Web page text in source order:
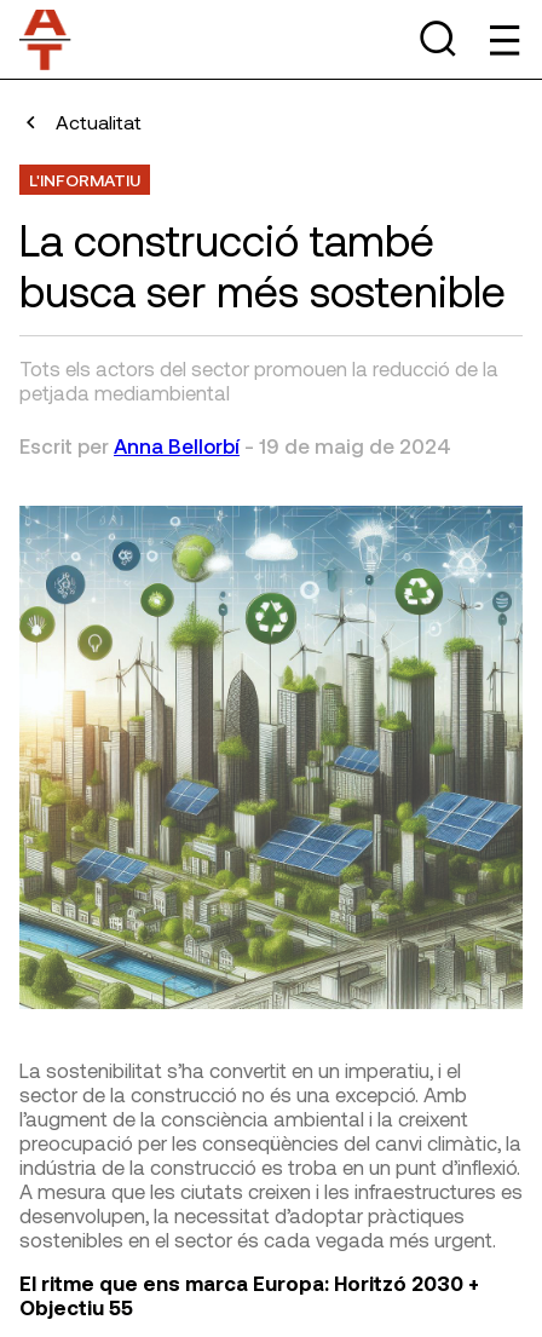
Actualitat
L'INFORMATIU
La construcció també
busca ser més sostenible
Tots els actors del sector promouen la reducció de la
petjada mediambiental
Escrit per Anna Bellorbí- 19 de maig de 2024
La sostenibilitat s’ha convertit en un imperatiu, i el
sector de la construcció no és una excepció. Amb
l’augment de la consciència ambiental i la creixent
preocupació per les conseqüències del canvi climàtic, la
indústria de la construcció es troba en un punt d’inflexió.
A mesura que les ciutats creixen i les infraestructures es
desenvolupen, la necessitat d’adoptar pràctiques
sostenibles en el sector és cada vegada més urgent.
El ritme que ens marca Europa: Horitzó 2030 +
Objectiu 55